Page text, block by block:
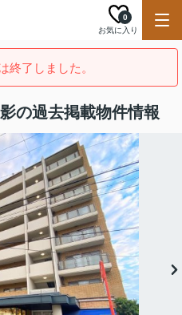
お気に入り
0
終了しました。
の過去掲載物件情報